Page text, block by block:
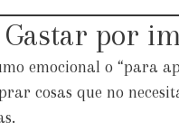
Gastar por
emocional o “para
cosas que no